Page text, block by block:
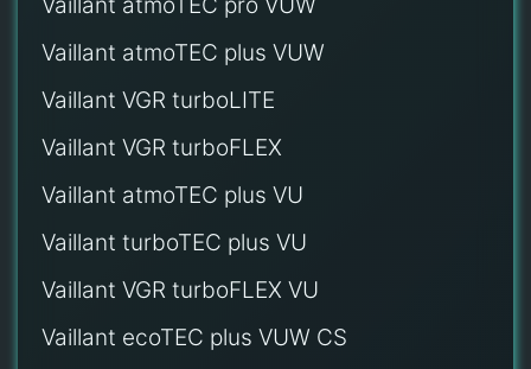
Vaillant atmoTEC plus VUW
Vaillant VGR turboLITE
Vaillant VGR turboFLEX
Vaillant atmoTEC plus VU
Vaillant turboTEC plus VU
Vaillant VGR turboFLEX VU
Vaillant ecoTEC plus VUW CS